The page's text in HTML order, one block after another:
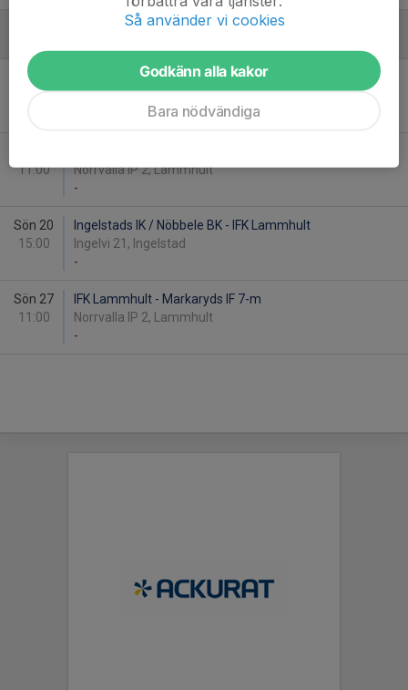
Sön 6
15:00
Alvesta GOIF - IFK Lammhult
Virdavallen 31, Alvesta
11:00
Norrvalla IP 2, Lammhult
-
Sön 20
15:00
Ingelstads IK / Nöbbele BK - IFK Lammhult
Ingelvi 21, Ingelstad
-
Sön 27
11:00
IFK Lammhult - Markaryds IF 7-m
Norrvalla IP 2, Lammhult
-
Så använder vi cookies
Godkänn alla kakor
Bara nödvändiga